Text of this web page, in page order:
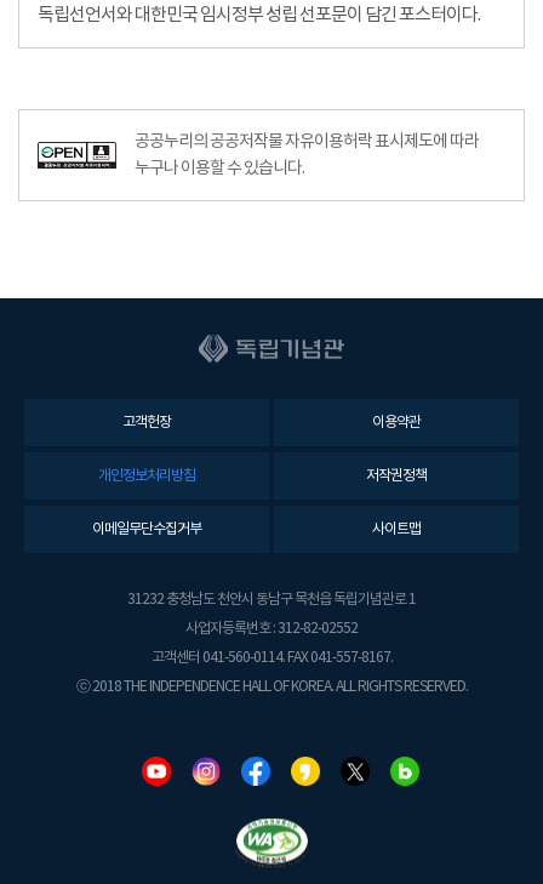
독립선언서와 대한민국 임시정부 성립 선포문이 담긴 포스터이다.
공공누리의 공공저작물 자유이용허락 표시제도에 따라
누구나 이용할 수 있습니다.
고객헌장 이용약관
개인정보처리방침 저작권정책
이메일무단수집거부 사이트맵
31232 충청남도 천안시 동남구 목천읍 독립기념관로 1
사업자등록번호 : 312-82-02552
고객센터 041-560-0114. FAX 041-557-8167.
ⓒ 2018 THE INDEPENDENCE HALL OF KOREA. ALL RIGHTS RESERVED.